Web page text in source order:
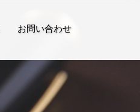
お問い合わせ